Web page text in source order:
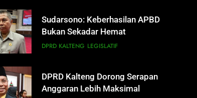
DPRD Kalteng Dorong Serapan
Anggaran Lebih Maksimal
Warga Geger, Seorang IRT